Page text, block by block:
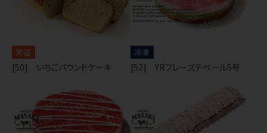
常温
[50] いちごパウンドケーキ
冷凍
[52] YRフレーズテベール5号